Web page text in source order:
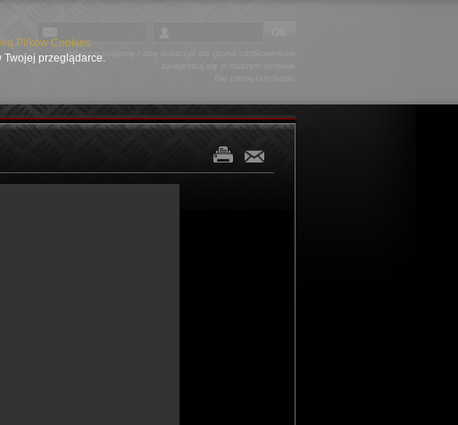
Plików Cookies.
Twojej przeglądarce.
Witaj nieznajomy